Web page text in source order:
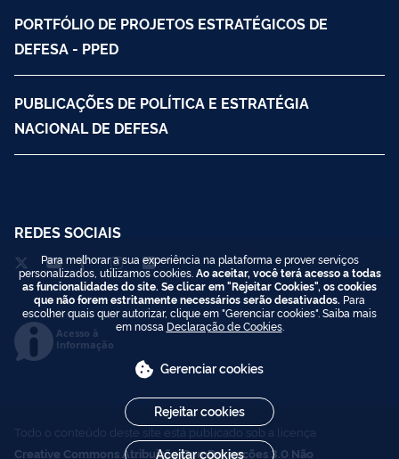
PORTFÓLIO DE PROJETOS ESTRATÉGICOS DE
DEFESA - PPED
PUBLICAÇÕES DE POLÍTICA E ESTRATÉGIA
NACIONAL DE DEFESA
REDES SOCIAIS
Acesso à
Informação
Todo o conteúdo deste site está publicado sob a licença
Creative Commons Atribuição-SemDerivações 3.0 Não
Para melhorar a sua experiência na plataforma e prover serviços
personalizados, utilizamos cookies. Ao aceitar, você terá acesso a todas
as funcionalidades do site. Se clicar em "Rejeitar Cookies", os cookies
que não forem estritamente necessários serão desativados. Para
escolher quais quer autorizar, clique em "Gerenciar cookies". Saiba mais
em nossa Declaração de Cookies.
Gerenciar cookies
Rejeitar cookies
Aceitar cookies